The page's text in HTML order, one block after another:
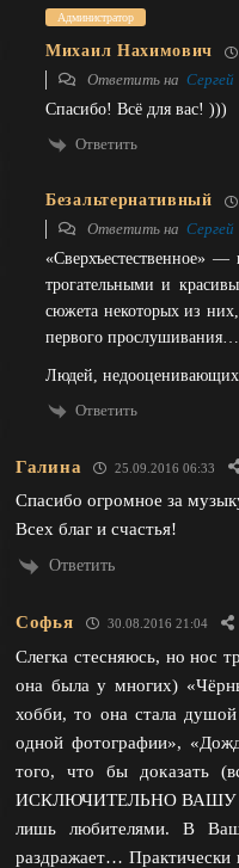
Администратор
Михаил Нахимович
Ответить на Сергей
Спасибо! Всё для вас! )))
Ответить
Безальтернативный
Ответить на Сергей
«Сверхъестественное»
трогательными и
сюжета некоторых из
первого прослушивания…
Людей, недооценивающих
Ответить
Галина 25.09.2016 06:33
Спасибо огромное за
Всех благ и счастья!
Ответить
Софья 30.08.2016 21:04
Слегка стесняюсь, но нос
она была у многих)
хобби, то она стала
одной фотографии»,
того, что бы доказать
ИСКЛЮЧИТЕЛЬНО ВАШУ
лишь любителями. В
раздражает…